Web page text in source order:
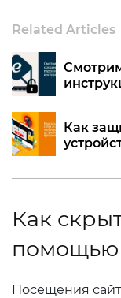
Related Articles
Как
Как
помощью
Посещения